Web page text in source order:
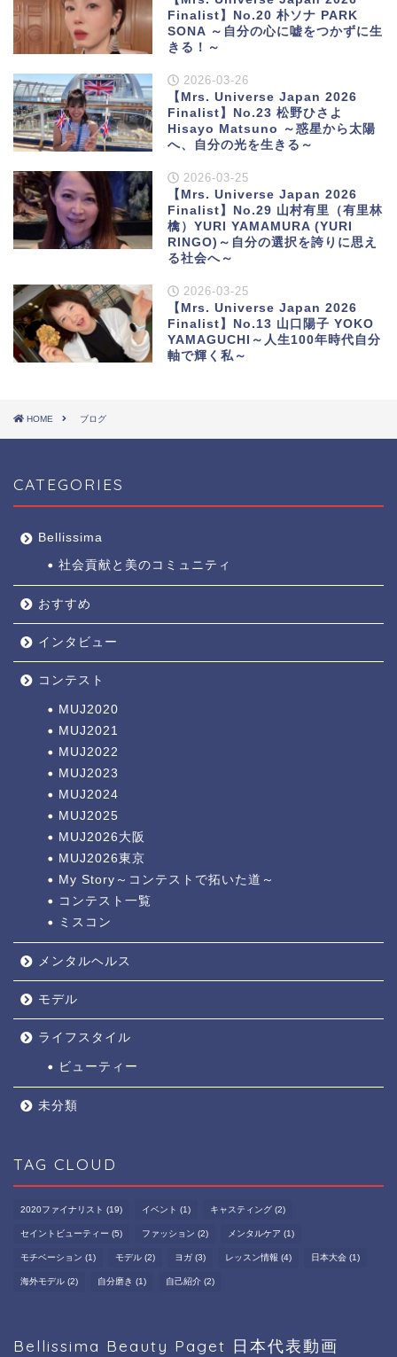
Finalist】No.20 朴ソナ PARK
SONA ～自分の心に嘘をつかずに生
きる！～
2026-03-26
【Mrs. Universe Japan 2026
Finalist】No.23 松野ひさよ
Hisayo Matsuno ～惑星から太陽
へ、自分の光を生きる～
2026-03-25
【Mrs. Universe Japan 2026
Finalist】No.29 山村有里（有里林
檎）YURI YAMAMURA (YURI
RINGO)～自分の選択を誇りに思え
る社会へ～
2026-03-25
【Mrs. Universe Japan 2026
Finalist】No.13 山口陽子 YOKO
YAMAGUCHI～人生100年時代自分
軸で輝く私～
HOME ブログ
CATEGORIES
Bellissima
社会貢献と美のコミュニティ
おすすめ
インタビュー
コンテスト
MUJ2020
MUJ2021
MUJ2022
MUJ2023
MUJ2024
MUJ2025
MUJ2026大阪
MUJ2026東京
My Story～コンテストで拓いた道～
コンテスト一覧
ミスコン
メンタルヘルス
モデル
ライフスタイル
ビューティー
未分類
TAG CLOUD
2020ファイナリスト (19) イベント (1) キャスティング (2)
セイントビューティー (5) ファッション (2) メンタルケア (1)
モチベーション (1) モデル (2) ヨガ (3) レッスン情報 (4) 日本大会 (1)
海外モデル (2) 自分磨き (1) 自己紹介 (2)
Bellissima Beauty Paget 日本代表動画